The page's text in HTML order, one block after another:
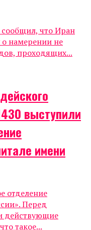
что Иран
намерении не
проходящих...
выступили
имени
отделение
Перед
действующие
такое...